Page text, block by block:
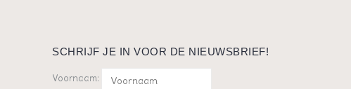
SCHRIJF JE IN VOOR DE NIEUWSBRIEF!
Voornaam: